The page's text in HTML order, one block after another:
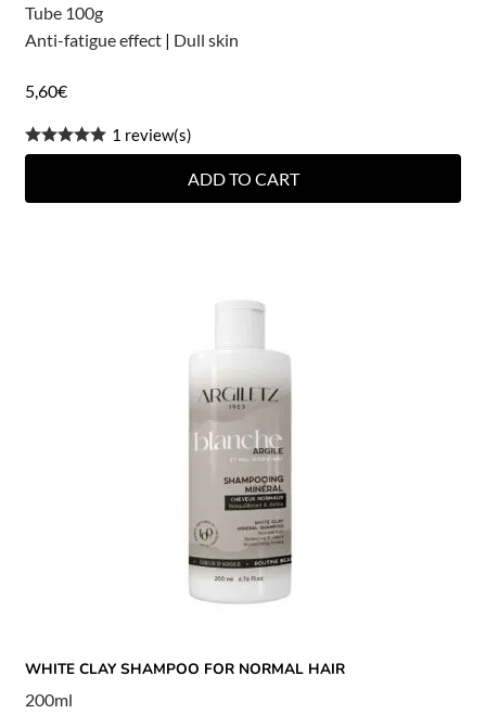
Tube 100g
Anti-fatigue effect| Dull skin
5,60€
1 review(s)
ADD TO CART
WHITE CLAY SHAMPOO FOR NORMAL HAIR
200ml